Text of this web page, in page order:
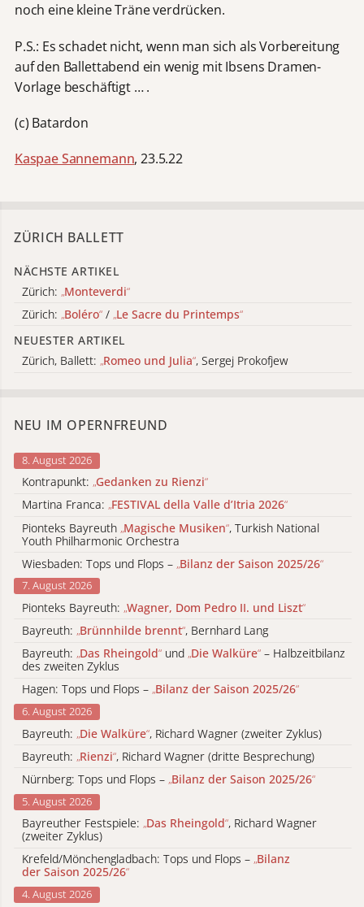
noch eine kleine Träne verdrücken.
P.S.: Es schadet nicht, wenn man sich als Vorbereitung
auf den Ballettabend ein wenig mit Ibsens Dramen-
Vorlage beschäftigt … .
(c) Batardon
Kaspae Sannemann, 23.5.22
ZÜRICH BALLETT
NÄCHSTE ARTIKEL
Zürich: „Monteverdi“
Zürich: „Boléro“ / „Le Sacre du Printemps“
NEUESTER ARTIKEL
Zürich, Ballett: „Romeo und Julia“, Sergej Prokofjew
NEU IM OPERNFREUND
8. August 2026
Kontrapunkt: „Gedanken zu Rienzi“
Martina Franca: „FESTIVAL della Valle d’Itria 2026“
Pionteks Bayreuth „Magische Musiken“, Turkish National
Youth Philharmonic Orchestra
Wiesbaden: Tops und Flops – „Bilanz der Saison 2025/26“
7. August 2026
Pionteks Bayreuth: „Wagner, Dom Pedro II. und Liszt“
Bayreuth: „Brünnhilde brennt“, Bernhard Lang
Bayreuth: „Das Rheingold“ und „Die Walküre“ – Halbzeitbilanz
des zweiten Zyklus
Hagen: Tops und Flops – „Bilanz der Saison 2025/26“
6. August 2026
Bayreuth: „Die Walküre“, Richard Wagner (zweiter Zyklus)
Bayreuth: „Rienzi“, Richard Wagner (dritte Besprechung)
Nürnberg: Tops und Flops – „Bilanz der Saison 2025/26“
5. August 2026
Bayreuther Festspiele: „Das Rheingold“, Richard Wagner
(zweiter Zyklus)
Krefeld/Mönchengladbach: Tops und Flops – „Bilanz
der Saison 2025/26“
4. August 2026